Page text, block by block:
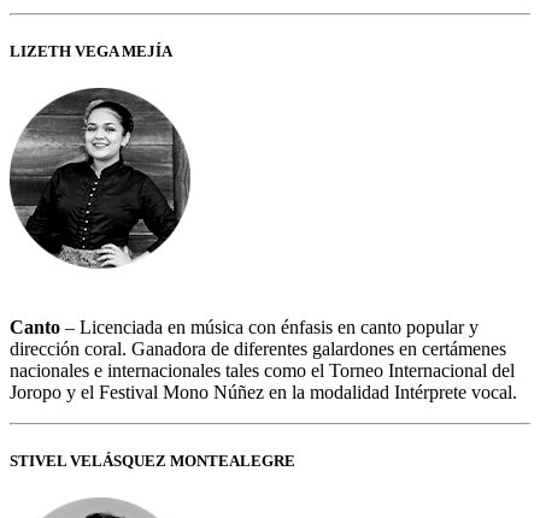
LIZETH VEGA MEJÍA
Canto – Licenciada en música con énfasis en canto popular y
dirección coral. Ganadora de diferentes galardones en certámenes
nacionales e internacionales tales como el Torneo Internacional del
Joropo y el Festival Mono Núñez en la modalidad Intérprete vocal.
STIVEL VELÁSQUEZ MONTEALEGRE